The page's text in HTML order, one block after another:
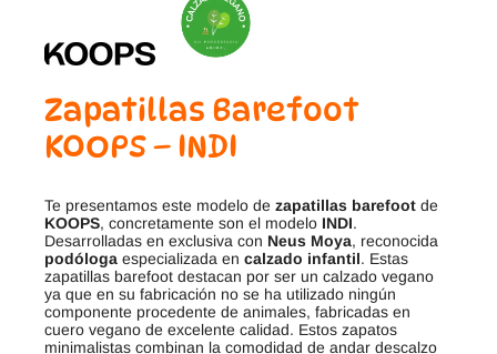
Zapatillas Barefoot
KOOPS – INDI
Te presentamos este modelo de zapatillas barefoot de
KOOPS, concretamente son el modelo INDI.
Desarrolladas en exclusiva con Neus Moya, reconocida
podóloga especializada en calzado infantil. Estas
zapatillas barefoot destacan por ser un calzado vegano
ya que en su fabricación no se ha utilizado ningún
componente procedente de animales, fabricadas en
cuero vegano de excelente calidad. Estos zapatos
minimalistas combinan la comodidad de andar descalzo